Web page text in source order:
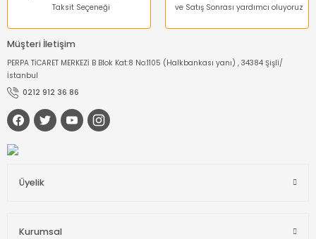
Taksit Seçeneği
ve Satış Sonrası yardımcı oluyoruz
Müşteri İletişim
PERPA TİCARET MERKEZİ B Blok Kat:8 No:1105 (Halkbankası yanı) , 34384 Şişli/
İstanbul
0212 912 36 86
Üyelik
Kurumsal